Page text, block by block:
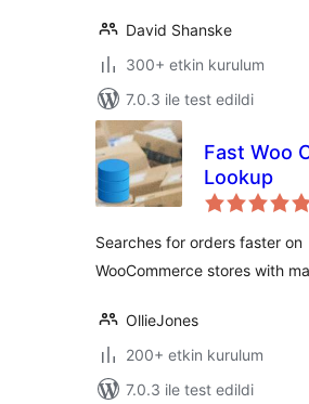
David Shanske
300+ etkin kurulum
7.0.3 ile test edildi
Fast Woo
Lookup
Searches for orders faster on
WooCommerce stores with
OllieJones
200+ etkin kurulum
7.0.3 ile test edildi